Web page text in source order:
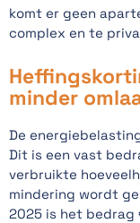
komt er geen
complex en te
minder
De
Dit is een vast
verbruikte
mindering wordt
2025 is het bedrag